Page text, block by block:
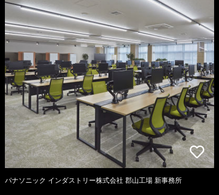
パナソニック インダストリー株式会社 郡山工場 新事務所